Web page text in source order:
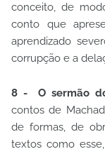
conceito, de
conto que
aprendizado
corrupção e a
8 - O sermão
contos de
de formas, de
textos como